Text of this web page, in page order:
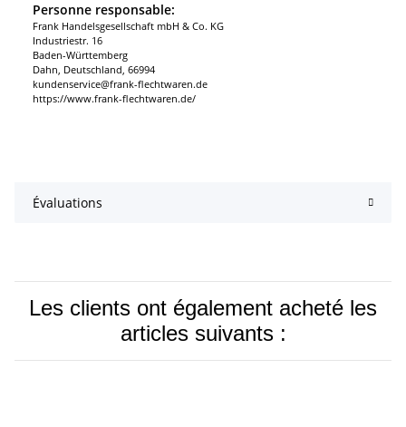
Personne responsable:
Frank Handelsgesellschaft mbH & Co. KG
Industriestr. 16
Baden-Württemberg
Dahn, Deutschland, 66994
kundenservice@frank-flechtwaren.de
https://www.frank-flechtwaren.de/
Évaluations
Les clients ont également acheté les
articles suivants :